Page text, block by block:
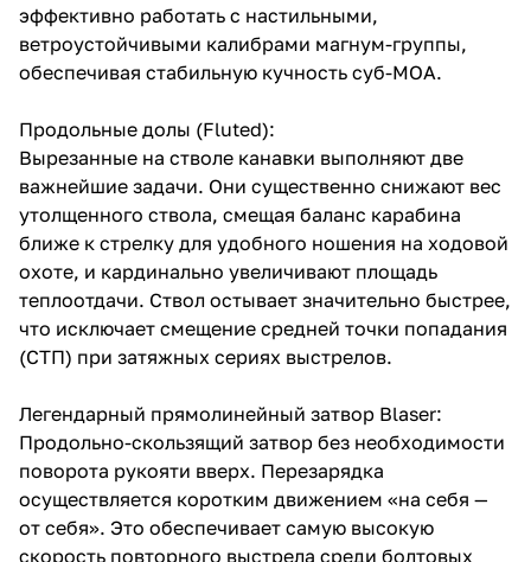
эффективно работать с настильными,
ветроустойчивыми калибрами магнум-группы,
обеспечивая стабильную кучность суб-MOA.
Продольные долы (Fluted):
Вырезанные на стволе канавки выполняют две
важнейшие задачи. Они существенно снижают вес
утолщенного ствола, смещая баланс карабина
ближе к стрелку для удобного ношения на ходовой
охоте, и кардинально увеличивают площадь
теплоотдачи. Ствол остывает значительно быстрее,
что исключает смещение средней точки попадания
(СТП) при затяжных сериях выстрелов.
Легендарный прямолинейный затвор Blaser:
Продольно-скользящий затвор без необходимости
поворота рукояти вверх. Перезарядка
осуществляется коротким движением «на себя —
от себя». Это обеспечивает самую высокую
скорость повторного выстрела среди болтовых